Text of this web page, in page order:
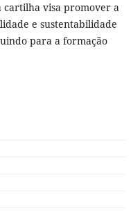
cartilha visa promover a
e sustentabilidade
para a formação